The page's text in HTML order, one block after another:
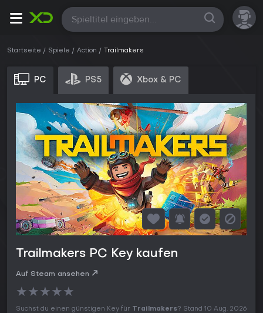
Alle
Startseite Spiele Action Trailmakers
PC PS5 Xbox & PC
Trailmakers PC Key kaufen
Auf Steam ansehen
★★★★★
Suchst du einen günstigen Key für Trailmakers? Stand 10 Aug. 2026